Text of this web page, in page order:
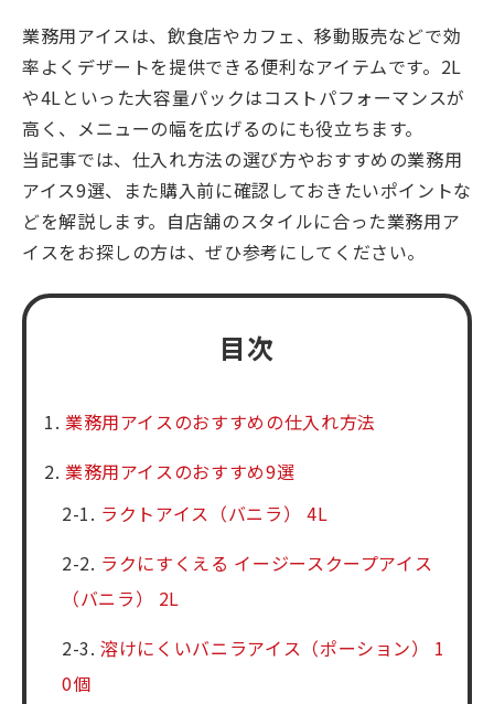
業務用アイスは、飲食店やカフェ、移動販売などで効
率よくデザートを提供できる便利なアイテムです。2L
や4Lといった大容量パックはコストパフォーマンスが
高く、メニューの幅を広げるのにも役立ちます。
当記事では、仕入れ方法の選び方やおすすめの業務用
アイス9選、また購入前に確認しておきたいポイントな
どを解説します。自店舗のスタイルに合った業務用ア
イスをお探しの方は、ぜひ参考にしてください。
目次
業務用アイスのおすすめの仕入れ方法
業務用アイスのおすすめ9選
ラクトアイス（バニラ） 4L
ラクにすくえる イージースクープアイス
（バニラ） 2L
溶けにくいバニラアイス（ポーション） 1
0個